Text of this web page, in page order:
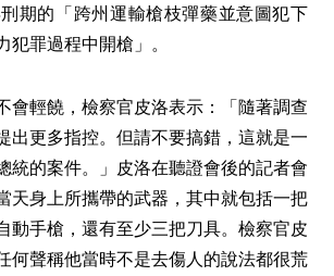
期的「跨州運輸槍枝彈藥並意圖犯下
罪過程中開槍」。
會輕饒，檢察官皮洛表示：「隨著調查
出更多指控。但請不要搞錯，這就是一
統的案件。」皮洛在聽證會後的記者會
天身上所攜帶的武器，其中就包括一把
動手槍，還有至少三把刀具。檢察官皮
何聲稱他當時不是去傷人的說法都很荒